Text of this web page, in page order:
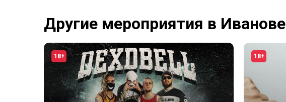
Другие мероприятия в Иванове
18+ 18+